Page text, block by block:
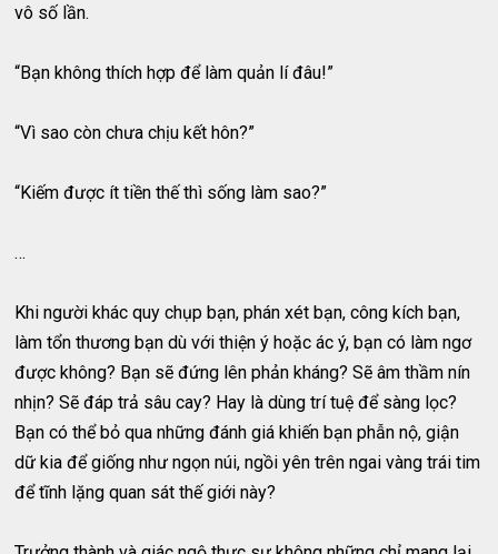
vô số lần.
“Bạn không thích hợp để làm quản lí đâu!”
“Vì sao còn chưa chịu kết hôn?”
“Kiếm được ít tiền thế thì sống làm sao?”
…
Khi người khác quy chụp bạn, phán xét bạn, công kích bạn,
làm tổn thương bạn dù với thiện ý hoặc ác ý, bạn có làm ngơ
được không? Bạn sẽ đứng lên phản kháng? Sẽ âm thầm nín
nhịn? Sẽ đáp trả sâu cay? Hay là dùng trí tuệ để sàng lọc?
Bạn có thể bỏ qua những đánh giá khiến bạn phẫn nộ, giận
dữ kia để giống như ngọn núi, ngồi yên trên ngai vàng trái tim
để tĩnh lặng quan sát thế giới này?